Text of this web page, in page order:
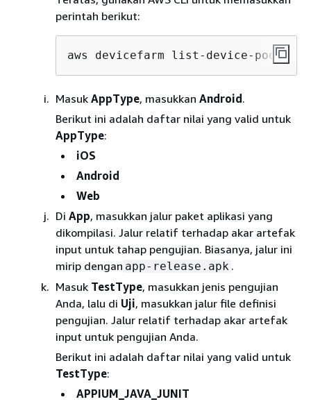
perintah berikut:
aws devicefarm list-device-pools
Masuk AppType, masukkan Android.
Berikut ini adalah daftar nilai yang valid untuk
AppType:
iOS
Android
Web
Di App, masukkan jalur paket aplikasi yang
dikompilasi. Jalur relatif terhadap akar artefak
input untuk tahap pengujian. Biasanya, jalur ini
mirip dengan app-release.apk .
Masuk TestType, masukkan jenis pengujian
Anda, lalu di Uji, masukkan jalur file definisi
pengujian. Jalur relatif terhadap akar artefak
input untuk pengujian Anda.
Berikut ini adalah daftar nilai yang valid untuk
TestType:
APPIUM_JAVA_JUNIT